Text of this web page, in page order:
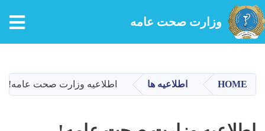
main
content
وزارت صحت عامه
HOME اطلاعیه ها اطلاعیه وزارت صحت عامه!